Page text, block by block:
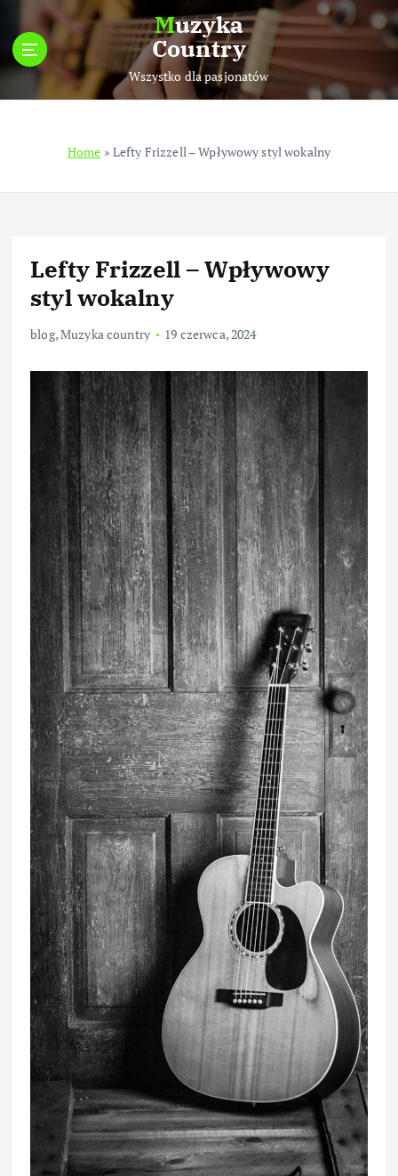
p
t
Muzyka
Country
Wszystko dla pasjonatów
Home » Lefty Frizzell – Wpływowy styl wokalny
Lefty Frizzell – Wpływowy
styl wokalny
blog,Muzyka country 19 czerwca, 2024